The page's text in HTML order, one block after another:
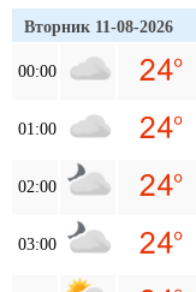
Вторник 11-08-2026
00:00
01:00
02:00
03:00